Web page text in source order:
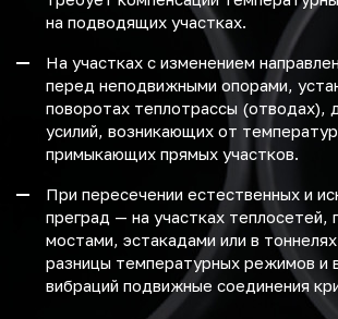
на подводящих участках.
На участках с изменением
перед неподвижными опорами,
поворотах теплотрассы (отводах),
усилий, возникающих от
примыкающих прямых участков.
При пересечении естественных и
преград — на участках теплосетей,
мостами, эстакадами или в
разницы температурных режимов и
вибраций подвижные соединения